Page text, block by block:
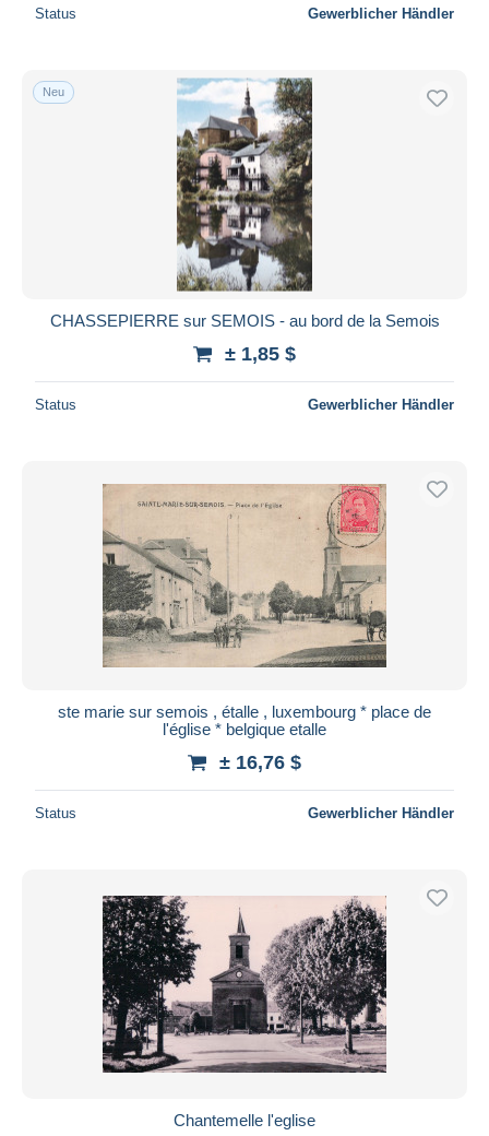
Status Gewerblicher Händler
Neu
CHASSEPIERRE sur SEMOIS - au bord de la Semois
± 1,85 $
Status Gewerblicher Händler
ste marie sur semois , étalle , luxembourg * place de
l'église * belgique etalle
± 16,76 $
Status Gewerblicher Händler
Chantemelle l'eglise